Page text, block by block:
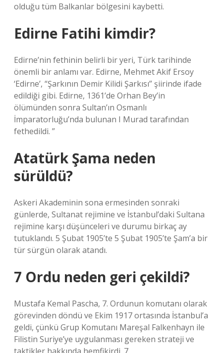
olduğu tüm Balkanlar bölgesini kaybetti.
Edirne Fatihi kimdir?
Edirne’nin fethinin belirli bir yeri, Türk tarihinde
önemli bir anlamı var. Edirne, Mehmet Akif Ersoy
‘Edirne’, “Şarkının Demir Kilidi Şarkısı” şiirinde ifade
edildiği gibi. Edirne, 1361’de Orhan Bey’in
ölümünden sonra Sultan’ın Osmanlı
İmparatorluğu’nda bulunan I Murad tarafından
fethedildi. ”
Atatürk Şama neden
sürüldü?
Askeri Akademinin sona ermesinden sonraki
günlerde, Sultanat rejimine ve İstanbul’daki Sultana
rejimine karşı düşünceleri ve durumu birkaç ay
tutuklandı. 5 Şubat 1905’te 5 Şubat 1905’te Şam’a bir
tür sürgün olarak atandı.
7 Ordu neden geri çekildi?
Mustafa Kemal Pascha, 7. Ordunun komutanı olarak
görevinden döndü ve Ekim 1917 ortasında İstanbul’a
geldi, çünkü Grup Komutanı Mareşal Falkenhayn ile
Filistin Suriye’ye uygulanması gereken strateji ve